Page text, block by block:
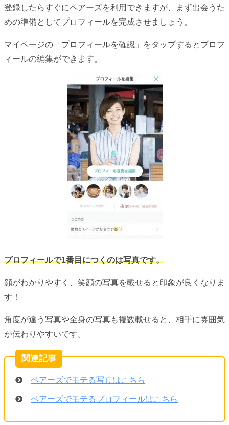
登録したらすぐにペアーズを利用できますが、まず出会うた
めの準備としてプロフィールを完成させましょう。
マイページの「プロフィールを確認」をタップするとプロフ
ィールの編集ができます。
プロフィールで1番目につくのは写真です。
顔がわかりやすく、笑顔の写真を載せると印象が良くなりま
す！
角度が違う写真や全身の写真も複数載せると、相手に雰囲気
が伝わりやすいです。
ペアーズでモテる写真はこちら
ペアーズでモテるプロフィールはこちら